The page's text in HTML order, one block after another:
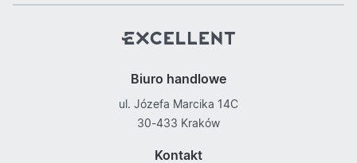
Biuro handlowe
ul. Józefa Marcika 14C
30-433 Kraków
Kontakt